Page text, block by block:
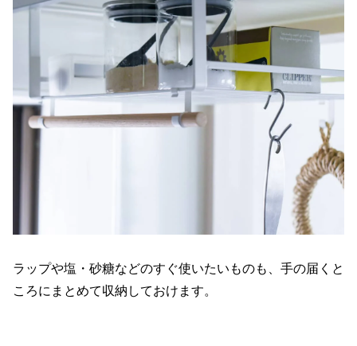
ラップや塩・砂糖などのすぐ使いたいものも、手の届くと
ころにまとめて収納しておけます。